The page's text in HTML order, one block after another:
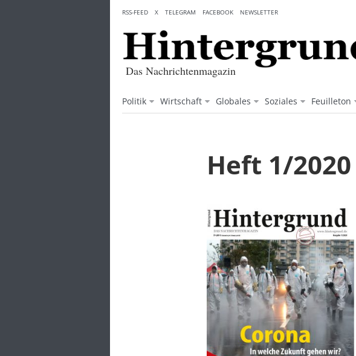
content
Das Nachrichtenmagazin
Politik Wirtschaft Globales Soziales Feuilleton
RSS-FEED X TELEGRAM FACEBOOK NEWSLETTER
Heft 1/2020